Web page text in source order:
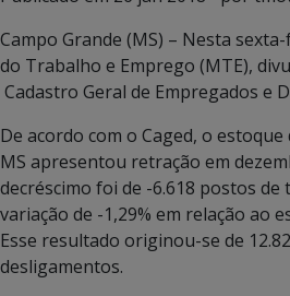
Campo Grande (MS) – Nesta
do Trabalho e Emprego (MTE),
Cadastro Geral de Empregados e
De acordo com o Caged, o
MS apresentou retração em
decréscimo foi de -6.618 postos
variação de -1,29% em relação ao
Esse resultado originou-se de
desligamentos.